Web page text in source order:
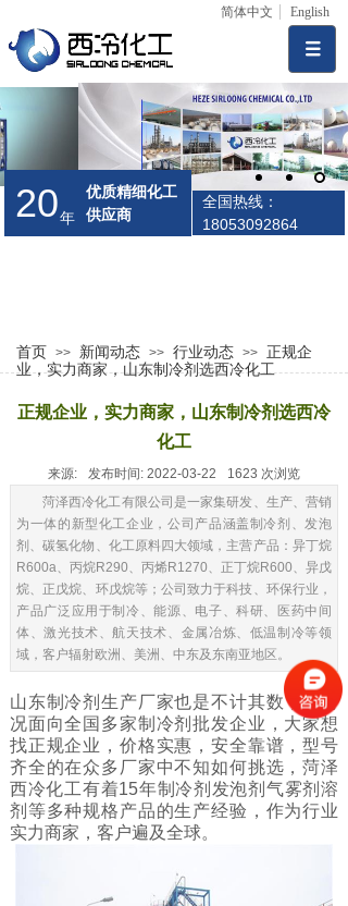
简体中文 English
年
20
优质精细化工
供应商
全国热线：
18053092864
首页 >> 新闻动态 >> 行业动态 >> 正规企
业，实力商家，山东制冷剂选西冷化工
正规企业，实力商家，山东制冷剂选西冷
化工
来源: 发布时间: 2022-03-22 1623 次浏览
菏泽西冷化工有限公司是一家集研发、生产、营销
为一体的新型化工企业，公司产品涵盖制冷剂、发泡
剂、碳氢化物、化工原料四大领域，主营产品：异丁烷
R600a、丙烷R290、丙烯R1270、正丁烷R600、异戊
烷、正戊烷、环戊烷等；公司致力于科技、环保行业，
产品广泛应用于制冷、能源、电子、科研、医药中间
体、激光技术、航天技术、金属冶炼、低温制冷等领
域，客户辐射欧洲、美洲、中东及东南亚地区。
山东制冷剂生产厂家也是不计其数，更何
况面向全国多家制冷剂批发企业，大家想
找正规企业，价格实惠，安全靠谱，型号
齐全的在众多厂家中不知如何挑选，菏泽
西冷化工有着15年制冷剂发泡剂气雾剂溶
剂等多种规格产品的生产经验，作为行业
实力商家，客户遍及全球。